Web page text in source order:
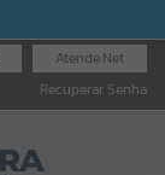
Atende.Net
Recuperar Senha